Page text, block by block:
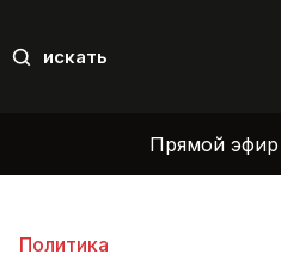
искать
Прямой эфир
Политика